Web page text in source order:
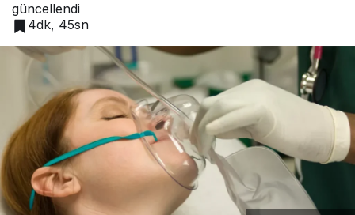
güncellendi
4dk, 45sn